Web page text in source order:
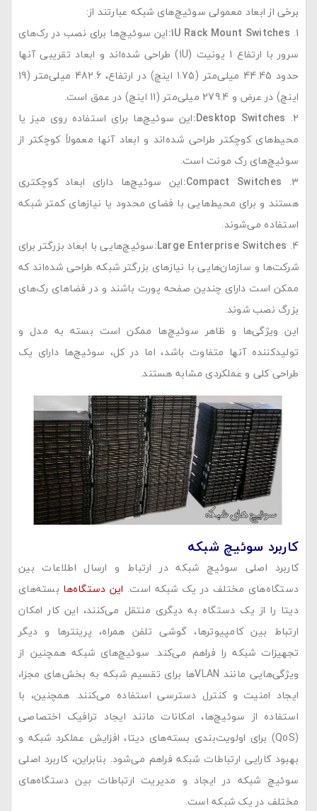
برخی از ابعاد معمولی سوئیچ‌های شبکه عبارتند از:
1U Rack Mount Switches: این سوئیچ‌ها برای نصب در رک‌های
سرور با ارتفاع 1 یونیت (1U) طراحی شده‌اند و ابعاد تقریبی آنها
حدود 44.45 میلی‌متر (1.75 اینچ) در ارتفاع، 482.6 میلی‌متر (19
اینچ) در عرض و 279.4 میلی‌متر (11 اینچ) در عمق است.
Desktop Switches: این سوئیچ‌ها برای استفاده روی میز یا
محیط‌های کوچکتر طراحی شده‌اند و ابعاد آنها معمولاً کوچکتر از
سوئیچ‌های رک مونت است.
Compact Switches: این سوئیچ‌ها دارای ابعاد کوچکتری
هستند و برای محیط‌هایی با فضای محدود یا نیازهای کمتر شبکه
استفاده می‌شوند.
Large Enterprise Switches: سوئیچ‌هایی با ابعاد بزرگتر برای
شرکت‌ها و سازمان‌هایی با نیازهای بزرگتر شبکه طراحی شده‌اند که
ممکن است دارای چندین صفحه پورت باشند و در فضاهای رک‌های
بزرگ نصب شوند.
این ویژگی‌ها و ظاهر سوئیچ‌ها ممکن است بسته به مدل و
تولیدکننده آنها متفاوت باشد، اما در کل، سوئیچ‌ها دارای یک
طراحی کلی و عملکردی مشابه هستند.
کاربرد سوئیچ شبکه
کاربرد اصلی سوئیچ شبکه در ارتباط و ارسال اطلاعات بین
دستگاه‌های مختلف در یک شبکه است. این دستگاه‌ها بسته‌های
دیتا را از یک دستگاه به دیگری منتقل می‌کنند، این کار امکان
ارتباط بین کامپیوترها، گوشی‌ تلفن همراه، پرینترها و دیگر
تجهیزات شبکه را فراهم می‌کند. سوئیچ‌های شبکه همچنین از
ویژگی‌هایی مانند VLAN‌ها برای تقسیم شبکه به بخش‌های مجزا،
ایجاد امنیت و کنترل دسترسی استفاده می‌کنند. همچنین، با
استفاده از سوئیچ‌ها، امکانات مانند ایجاد ترافیک اختصاصی
(QoS) برای اولویت‌بندی بسته‌های دیتا، افزایش عملکرد شبکه و
بهبود کارایی ارتباطات شبکه فراهم می‌شود. بنابراین، کاربرد اصلی
سوئیچ شبکه در ایجاد و مدیریت ارتباطات بین دستگاه‌های
مختلف در یک شبکه است.